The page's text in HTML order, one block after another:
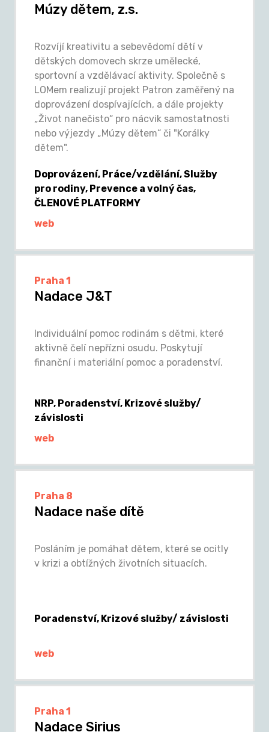
Múzy dětem, z.s.
Rozvíjí kreativitu a sebevědomí dětí v
dětských domovech skrze umělecké,
sportovní a vzdělávací aktivity. Společně s
LOMem realizují projekt Patron zaměřený na
doprovázení dospívajících, a dále projekty
„Život nanečisto“ pro nácvik samostatnosti
nebo výjezdy „Múzy dětem“ či "Korálky
dětem".
Doprovázení, Práce/vzdělání, Služby
pro rodiny, Prevence a volný čas,
ČLENOVÉ PLATFORMY
web
Praha 1
Nadace J&T
Individuální pomoc rodinám s dětmi, které
aktivně čelí nepřízni osudu. Poskytují
finanční i materiální pomoc a poradenství.
NRP, Poradenství, Krizové služby/
závislosti
web
Praha 8
Nadace naše dítě
Posláním je pomáhat dětem, které se ocitly
v krizi a obtížných životních situacích.
Poradenství, Krizové služby/ závislosti
web
Praha 1
Nadace Sirius